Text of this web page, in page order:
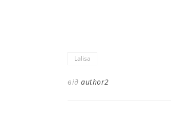
Lalisa
від author2